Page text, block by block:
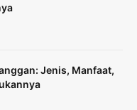
Jenis, Manfaat,